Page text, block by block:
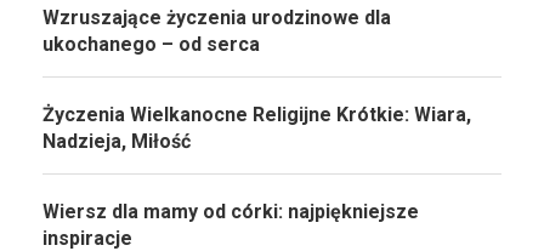
Wzruszające życzenia urodzinowe dla
ukochanego – od serca
Życzenia Wielkanocne Religijne Krótkie: Wiara,
Nadzieja, Miłość
Wiersz dla mamy od córki: najpiękniejsze
inspiracje